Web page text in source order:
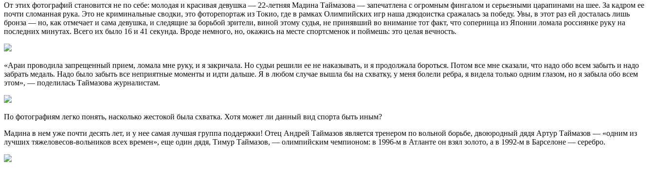
От этих фотографий становится не по себе: молодая и красивая девушка — 22-летняя Мадина Таймазова — запечатлена с огромным фингалом и серьезными царапинами на шее. За кадром ее
почти сломанная рука. Это не криминальные сводки, это фоторепортаж из Токио, где в рамках Олимпийских игр наша дзюдоистка сражалась за победу. Увы, в этот раз ей досталась лишь
бронза — но, как отмечает и сама девушка, и следящие за борьбой зрители, виной этому судья, не принявший во внимание тот факт, что соперница из Японии ломала россиянке руку на
последних минутах. Всего их было 16 и 41 секунда. Вроде немного, но, окажись на месте спортсменок и поймешь: это целая вечность.
«Араи проводила запрещенный прием, ломала мне руку, и я закричала. Но судьи решили ее не наказывать, и я продолжала бороться. Потом все мне сказали, что надо обо всем забыть и надо
забрать медаль. Надо было забыть все неприятные моменты и идти дальше. Я в любом случае вышла бы на схватку, у меня болели ребра, я видела только одним глазом, но я забыла обо всем
этом», — поделилась Таймазова журналистам.
По фотографиям легко понять, насколько жестокой была схватка. Хотя может ли данный вид спорта быть иным?
Мадина в нем уже почти десять лет, и у нее самая лучшая группа поддержки! Отец Андрей Таймазов является тренером по вольной борьбе, двоюродный дядя Артур Таймазов — «одним из
лучших тяжеловесов-вольников всех времен», еще один дядя, Тимур Таймазов, — олимпийским чемпионом: в 1996-м в Атланте он взял золото, а в 1992-м в Барселоне — серебро.